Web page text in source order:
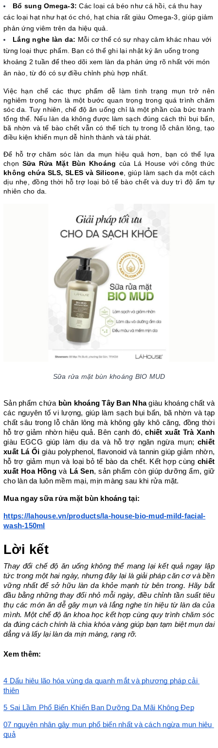
Bổ sung Omega-3: Các loại cá béo như cá hồi, cá thu hay
các loại hạt như hạt óc chó, hạt chia rất giàu Omega-3, giúp giảm
phản ứng viêm trên da hiệu quả.
Lắng nghe làn da: Mỗi cơ thể có sự nhạy cảm khác nhau với
từng loại thực phẩm. Bạn có thể ghi lại nhật ký ăn uống trong
khoảng 2 tuần để theo dõi xem làn da phản ứng rõ nhất với món
ăn nào, từ đó có sự điều chỉnh phù hợp nhất.
Việc hạn chế các thực phẩm dễ làm tình trạng mụn trở nên
nghiêm trọng hơn là một bước quan trọng trong quá trình chăm
sóc da. Tuy nhiên, chế độ ăn uống chỉ là một phần của bức tranh
tổng thể. Nếu làn da không được làm sạch đúng cách thì bụi bẩn,
bã nhờn và tế bào chết vẫn có thể tích tụ trong lỗ chân lông, tạo
điều kiện khiến mụn dễ hình thành và tái phát.
Để hỗ trợ chăm sóc làn da mụn hiệu quả hơn, bạn có thể lựa
chọn Sữa Rửa Mặt Bùn Khoáng
không chứa SLS, SLES và Silicone, giúp làm sạch da một cách
dịu nhẹ, đồng thời hỗ trợ loại bỏ tế bào chết và duy trì độ ẩm tự
nhiên cho da.
Sữa rửa mặt bùn khoáng BIO MUD
Sản phẩm chứa bùn khoáng Tây Ban Nha giàu khoáng chất và
các nguyên tố vi lượng, giúp làm sạch bụi bẩn, bã nhờn và tạp
chất sâu trong lỗ chân lông mà không gây khô căng, đồng thời
hỗ trợ giảm nhờn hiệu quả. Bên cạnh đó, chiết xuất Trà Xanh
giàu EGCG giúp làm dịu da và hỗ trợ ngăn ngừa mụn; chiết
xuất Lá Ổi giàu polyphenol, flavonoid và tannin giúp giảm nhờn,
hỗ trợ giảm mụn và loại bỏ tế bào da chết. Kết hợp cùng chiết
xuất Hoa Hồng và Lá Sen, sản phẩm còn giúp dưỡng ẩm, giữ
cho làn da luôn mềm mại, mịn màng sau khi rửa mặt.
Mua ngay sữa rửa mặt bùn khoáng tại:
https://lahouse.vn/products/la-house-bio-mud-mild-facial-
wash-150ml
Lời kết
Thay đổi chế độ ăn uống không thể mang lại kết quả ngay lập
tức trong một hai ngày, nhưng đây lại là giải pháp căn cơ và bền
vững nhất để sở hữu làn da khỏe mạnh từ bên trong. Hãy bắt
đầu bằng những thay đổi nhỏ mỗi ngày, điều chỉnh tần suất tiêu
thụ các món ăn dễ gây mụn và lắng nghe tín hiệu từ làn da của
mình. Một chế độ ăn khoa học kết hợp cùng quy trình chăm sóc
da đúng cách chính là chìa khóa vàng giúp bạn tạm biệt mụn dai
dẳng và lấy lại làn da mịn màng, rạng rỡ.
Xem thêm:
4 Dấu hiệu lão hóa vùng da quanh mắt và phương pháp cải
thiện
5 Sai Lầm Phổ Biến Khiến Bạn Dưỡng Da Mãi Không Đẹp
07 nguyên nhân gây mụn phổ biến nhất và cách ngừa mụn hiệu
quả